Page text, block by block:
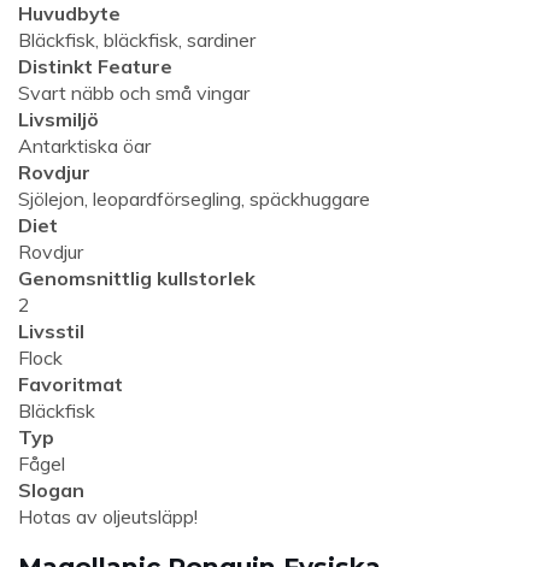
Huvudbyte
Bläckfisk, bläckfisk, sardiner
Distinkt Feature
Svart näbb och små vingar
Livsmiljö
Antarktiska öar
Rovdjur
Sjölejon, leopardförsegling, späckhuggare
Diet
Rovdjur
Genomsnittlig kullstorlek
2
Livsstil
Flock
Favoritmat
Bläckfisk
Typ
Fågel
Slogan
Hotas av oljeutsläpp!